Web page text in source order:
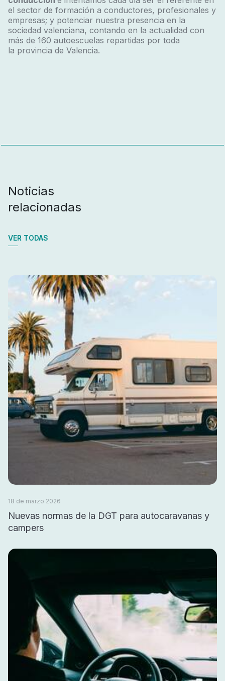
el sector de formación a conductores, profesionales y
empresas; y potenciar nuestra presencia en la
sociedad valenciana, contando en la actualidad con
más de 160 autoescuelas repartidas por toda
la provincia de Valencia.
Noticias
relacionadas
VER TODAS
18 de marzo 2026
Nuevas normas de la DGT para autocaravanas y
campers